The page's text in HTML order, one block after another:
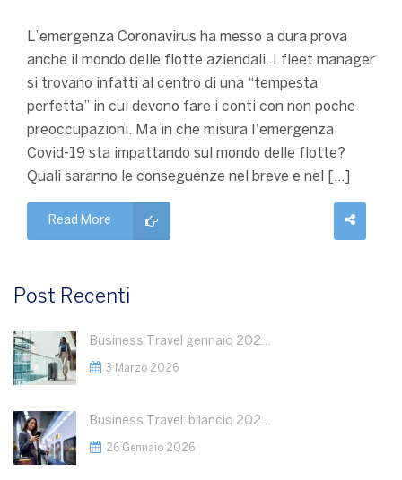
L’emergenza Coronavirus ha messo a dura prova
anche il mondo delle flotte aziendali. I fleet manager
si trovano infatti al centro di una “tempesta
perfetta” in cui devono fare i conti con non poche
preoccupazioni. Ma in che misura l’emergenza
Covid-19 sta impattando sul mondo delle flotte?
Quali saranno le conseguenze nel breve e nel […]
Read More
Post Recenti
Business Travel gennaio 2026: dati in crescita
3 Marzo 2026
Business Travel: bilancio 2025 e outlook 2026
26 Gennaio 2026